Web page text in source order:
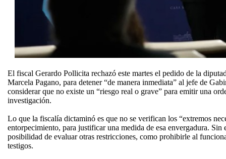
El fiscal Gerardo Pollicita rechazó este martes el pedido de la
Marcela Pagano, para detener “de manera inmediata” al jefe de
considerar que no existe un “riesgo real o grave” para emitir una
investigación.
Lo que la fiscalía dictaminó es que no se verifican los “extremos
entorpecimiento, para justificar una medida de esa envergadura.
posibilidad de evaluar otras restricciones, como prohibirle al
testigos.